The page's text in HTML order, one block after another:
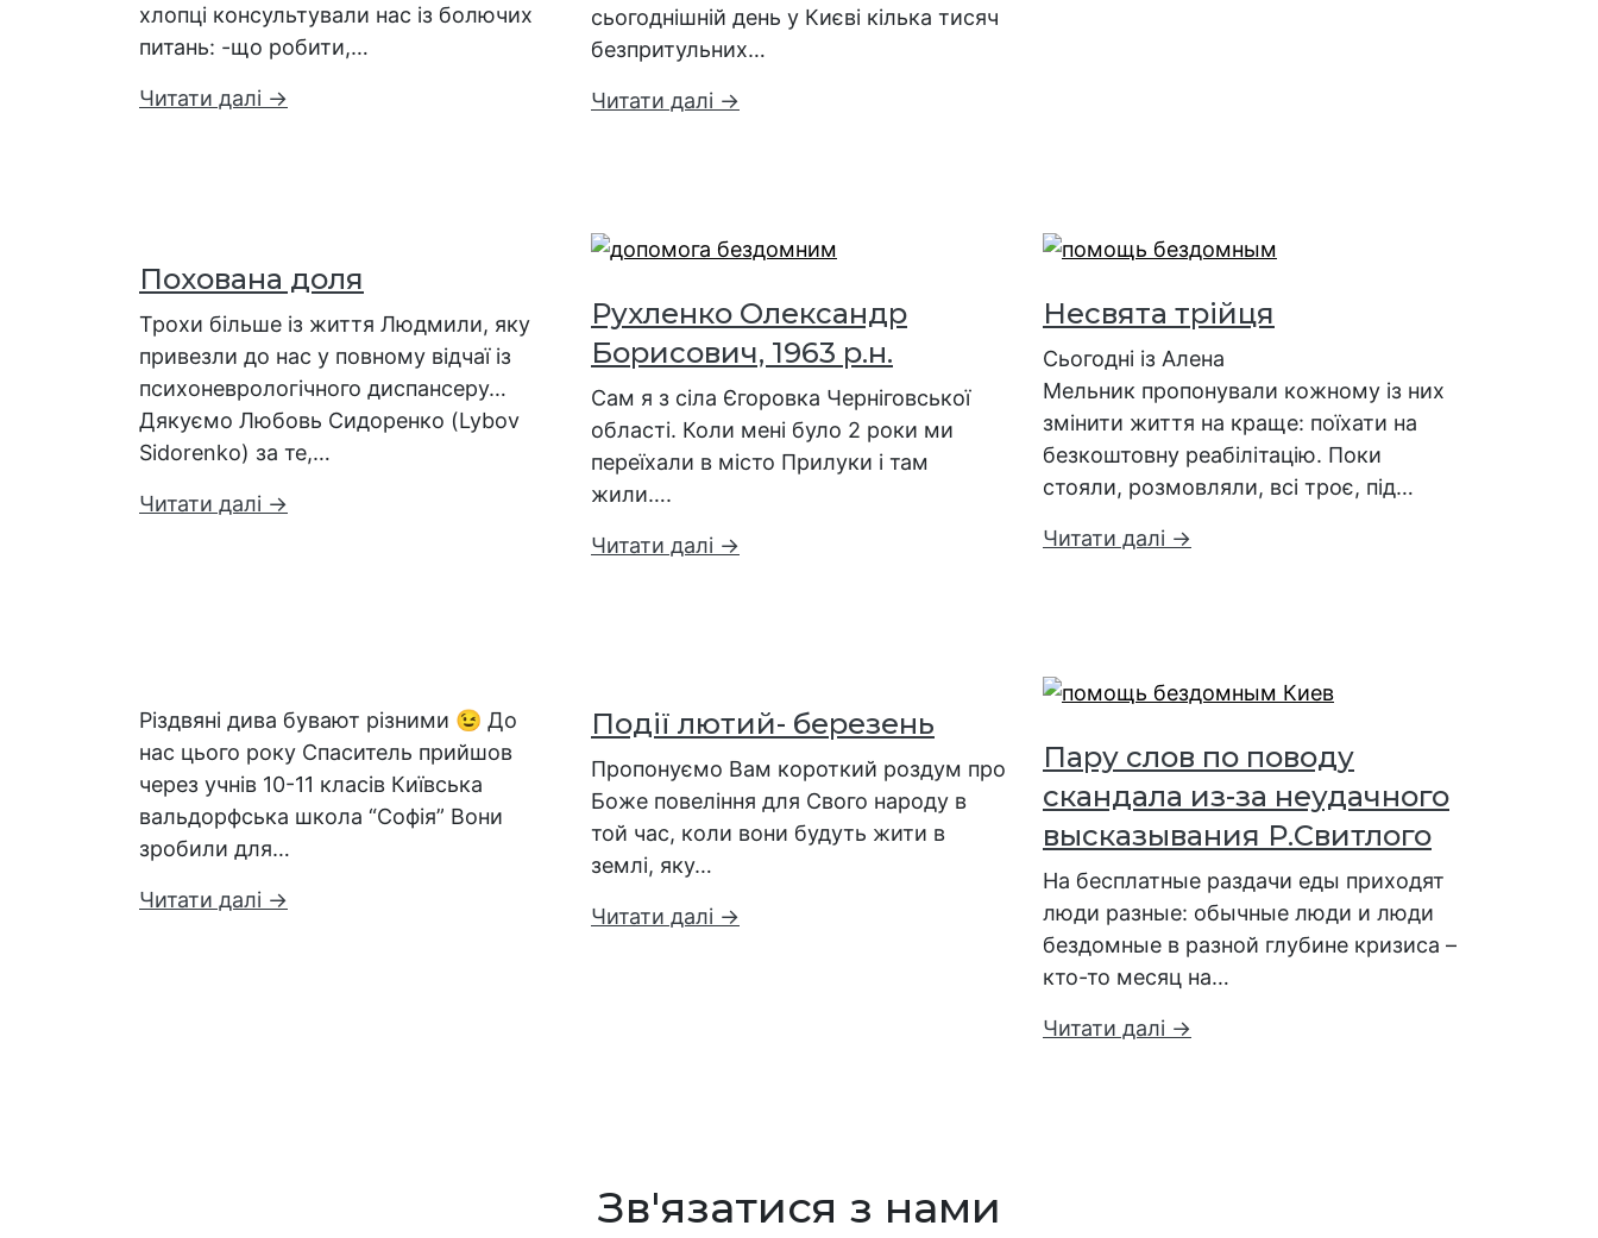
хлопці консультували нас із болючих
питань: -що робити,…
Читати далі →
сьогоднішній день у Києві кілька тисяч
безпритульних…
Читати далі →
Похована доля
Трохи більше із життя Людмили, яку
привезли до нас у повному відчаї із
психоневрологічного диспансеру…
Дякуємо Любовь Сидоренко (Lybov
Sidorenko) за те,…
Читати далі →
Рухленко Олександр
Борисович, 1963 р.н.
Сам я з сіла Єгоровка Черніговської
області. Коли мені було 2 роки ми
переїхали в місто Прилуки і там
жили….
Читати далі →
Несвята трійця
Сьогодні із Алена
Мельник пропонували кожному із них
змінити життя на краще: поїхати на
безкоштовну реабілітацію. Поки
стояли, розмовляли, всі троє, під…
Читати далі →
Різдвяні дива бувают різними 😉 До
нас цього року Спаситель прийшов
через учнів 10-11 класів Київська
вальдорфська школа “Софія” Вони
зробили для…
Читати далі →
Події лютий- березень
Пропонуємо Вам короткий роздум про
Боже повеління для Свого народу в
той час, коли вони будуть жити в
землі, яку…
Читати далі →
Пару слов по поводу
скандала из-за неудачного
высказывания Р.Свитлого
На бесплатные раздачи еды приходят
люди разные: обычные люди и люди
бездомные в разной глубине кризиса –
кто-то месяц на…
Читати далі →
Зв'язатися з нами